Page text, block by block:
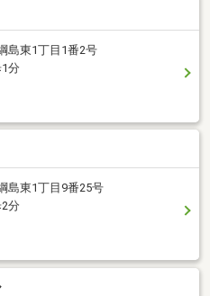
島東1丁目1番2号
分
島東1丁目9番25号
分